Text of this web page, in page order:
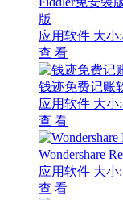
版
应用软件 大小
查 看
钱迹免费记账
应用软件 大小
查 看
Wondershare
应用软件 大小
查 看